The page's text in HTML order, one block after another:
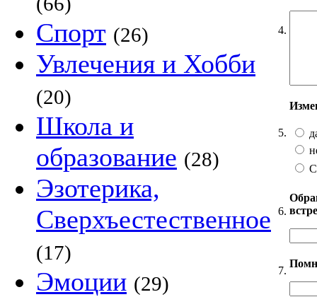
Спорт (26)
Увлечения и Хобби
(20)
Школа и
образование (28)
Эзотерика,
Сверхъестественное
(17)
Эмоции (29)
4.
5.
6.
7.